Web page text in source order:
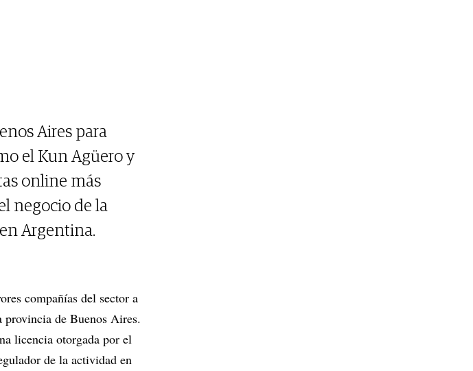
Aires para
el Kun Agüero y
online más
negocio de la
Argentina.
compañías del sector a
de Buenos Aires.
licencia otorgada por el
de la actividad en